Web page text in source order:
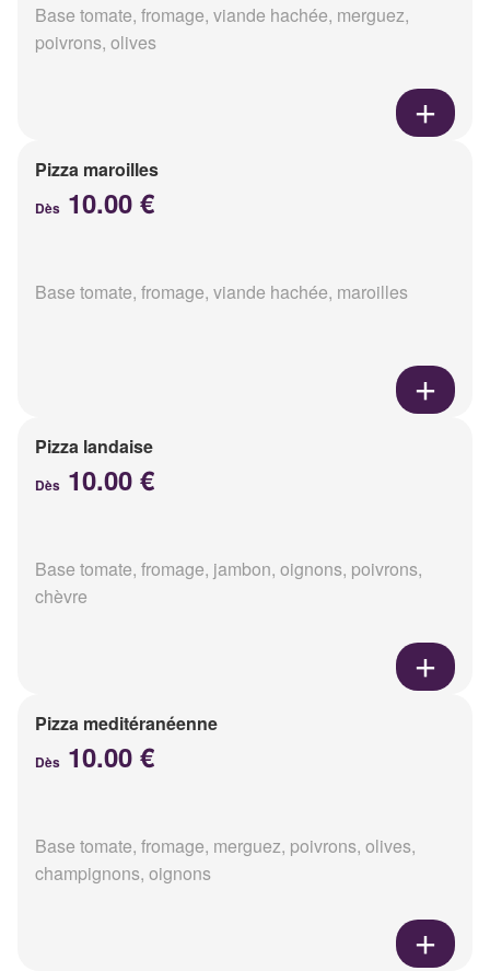
Base tomate, fromage, viande hachée, merguez,
poivrons, olives
Pizza maroilles
Dès 10.00 €
Base tomate, fromage, viande hachée, maroilles
Pizza landaise
Dès 10.00 €
Base tomate, fromage, jambon, oignons, poivrons,
chèvre
Pizza meditéranéenne
Dès 10.00 €
Base tomate, fromage, merguez, poivrons, olives,
champignons, oignons